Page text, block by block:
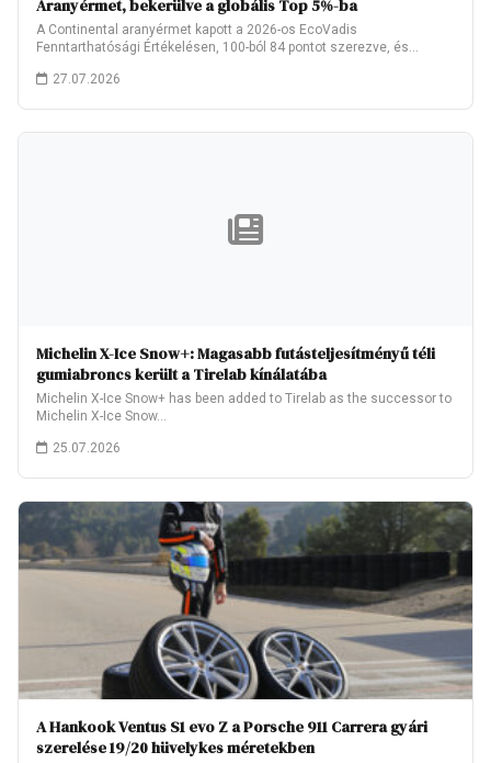
Aranyérmet, bekerülve a globális Top 5%-ba
A Continental aranyérmet kapott a 2026-os EcoVadis
Fenntarthatósági Értékelésen, 100-ból 84 pontot szerezve, és
27.07.2026
Michelin X-Ice Snow+: Magasabb futásteljesítményű téli
gumiabroncs került a Tirelab kínálatába
Michelin X-Ice Snow+ has been added to Tirelab as the successor to
Michelin X-Ice Snow…
25.07.2026
A Hankook Ventus S1 evo Z a Porsche 911 Carrera gyári
szerelése 19/20 hüvelykes méretekben